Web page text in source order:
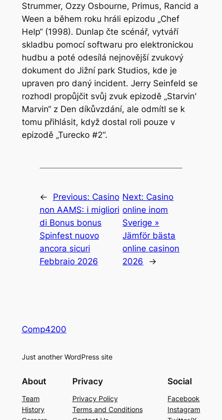
Strummer, Ozzy Osbourne, Primus, Rancid a
Ween a během roku hráli epizodu „Chef
Help“ (1998). Dunlap čte scénář, vytváří
skladbu pomocí softwaru pro elektronickou
hudbu a poté odesílá nejnovější zvukový
dokument do Jižní park Studios, kde je
upraven pro daný incident. Jerry Seinfeld se
rozhodl propůjčit svůj zvuk epizodě „Starvin'
Marvin“ z Den díkůvzdání, ale odmítl se k
tomu přihlásit, když dostal roli pouze v
epizodě „Turecko #2“.
← Previous: Casino
non AAMS: i migliori
di Bonus bonus
Spinfest nuovo
ancora sicuri
Febbraio 2026
Next: Casino
online inom
Sverige »
Jämför bästa
online casinon
2026
→
Comp4200
Just another WordPress site
About
Team
History
Privacy
Privacy Policy
Terms and Conditions
Social
Facebook
Instagram